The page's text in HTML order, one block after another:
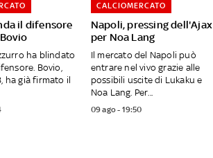
il difensore
ha blindato
Bovio,
ha già firmato il
Napoli, pressing dell'Ajax
per Noa Lang
CALCIOMERCATO
Il mercato del Napoli può
entrare nel vivo grazie alle
possibili uscite di Lukaku e
Noa Lang. Per...
09 ago - 19:50